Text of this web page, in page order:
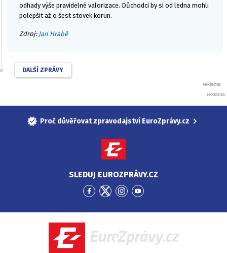
odhady výše pravidelné valorizace. Důchodci by si od ledna mohli
polepšit až o šest stovek korun.
Zdroj: Jan Hrabě
DALŠÍ ZPRÁVY
Proč důvěřovat zpravodajství EuroZprávy.cz
SLEDUJ EUROZPRÁVY.CZ
Přejít
Facebook
Přejít
Twitter
Přejít
Instagram
Přejít
YouTube
EuroZprávy.cz